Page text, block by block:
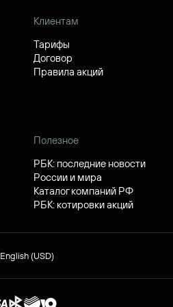
Клиентам
Тарифы
Договор
Правила акций
Полезное
РБК: последние новости
России и мира
Каталог компаний РФ
РБК: котировки акций
English (USD)